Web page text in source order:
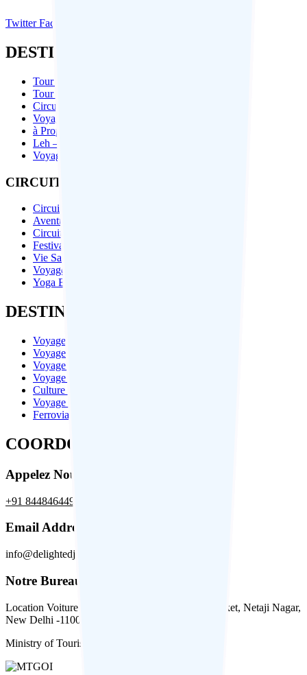
Twitter Facebook
DESTINATIONS PAR ÉTATS
Tour de l'Inde du Nord
Tour de l'Inde du Sud
Circuit au Rajasthan
Voyages Himachal
à Propos de Delhi
Leh – Ladakh
Voyage du Bhoutan
CIRCUITS EN INDE PAR THÈME
Circuit Culturelle
Aventure Et Trekking
Circuit Bien-Être
Festival En Inde Du Nord
Vie Sauvage / Tigre Safari
Voyages Spirituels
Yoga Et Méditation
DESTINATIONS POPULARS
Voyage Bhoutan
Voyage Haridwar
Voyage Rishikesh
Voyage Amritsar
Culture du Bhoutan
Voyage au Himalaya
Ferroviaires en Inde
COORDONNÉES
Appelez Nous
+91 8448464491
Email Address
info@delightedjourney.com
Notre Bureau
Location Voiture en Inde: Shop no 8, Suvidha Market, Netaji Nagar,
New Delhi -110023
Ministry of Tourism, Government of India